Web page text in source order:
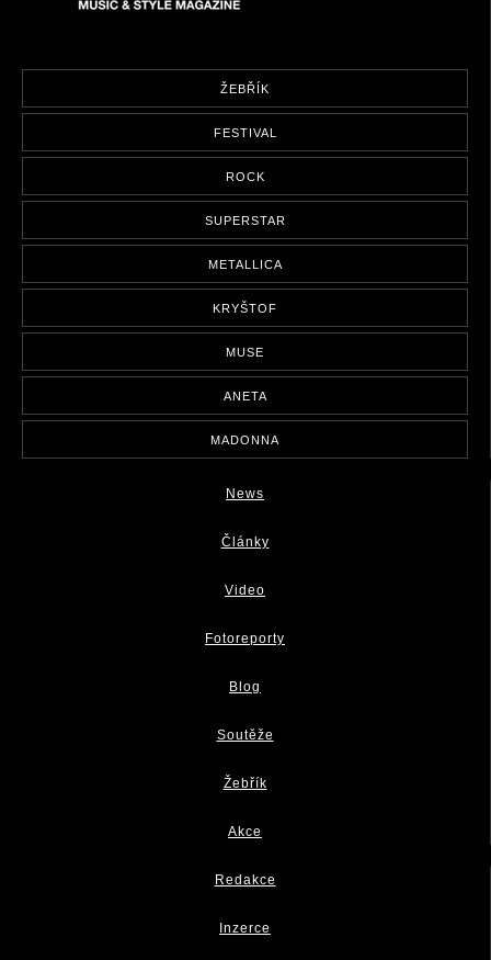
ŽEBŘÍK
FESTIVAL
ROCK
SUPERSTAR
METALLICA
KRYŠTOF
MUSE
ANETA
MADONNA
News
Články
Video
Fotoreporty
Blog
Soutěže
Žebřík
Akce
Redakce
Inzerce